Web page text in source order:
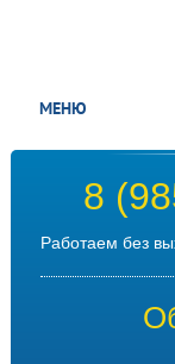
МЕНЮ
8
Работаем без